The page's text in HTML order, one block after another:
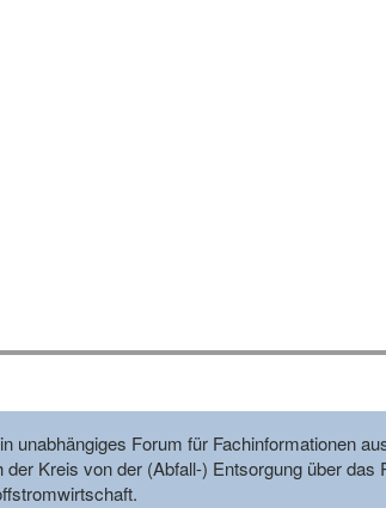
Forum für Fachinformationen
Kreis von der (Abfall-) Entsorgung über